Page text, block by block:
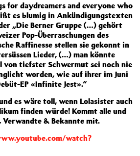
for daydreamers and everyone who
es blumig in Ankündigungstexten
„Die Berner Gruppe (…) gehört
Pop-Überraschungen des
Raffinesse stellen sie gekonnt in
Lieder, (…) man könnte
von tiefster Schwermut sei noch nie
worden, wie auf ihrer im Juni
EP «Infinite Jest».“
es wäre toll, wenn Lolasister auch
finden würde! Kommt alle und
Verwandte & Bekannte mit.
watch?